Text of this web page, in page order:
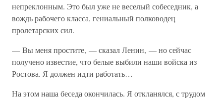
непреклонным. Это был уже не веселый собеседник, а
вождь рабочего класса, гениальный полководец
пролетарских сил.
— Вы меня простите, — сказал Ленин, — но сейчас
получено известие, что белые выбили наши войска из
Ростова. Я должен идти работать…
На этом наша беседа окончилась. Я откланялся, с трудом